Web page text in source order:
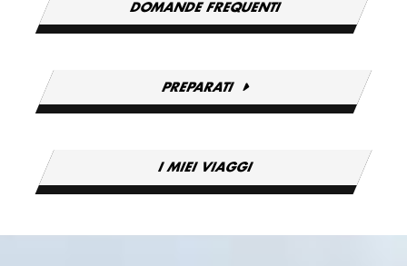
DOMANDE FREQUENTI
PREPARATI
I MIEI VIAGGI